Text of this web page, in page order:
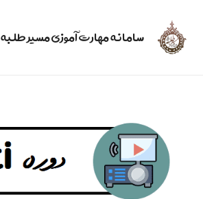
سامانه مهارت آموزی مسیر طلبه